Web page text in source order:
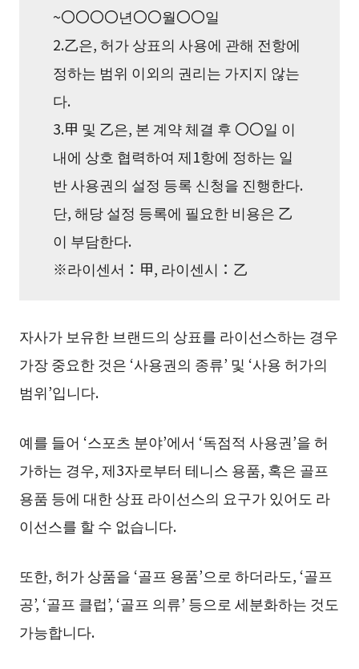
~〇〇〇〇년〇〇월〇〇일
2.乙은, 허가 상표의 사용에 관해 전항에
정하는 범위 이외의 권리는 가지지 않는
다.
3.甲 및 乙은, 본 계약 체결 후 〇〇일 이
내에 상호 협력하여 제1항에 정하는 일
반 사용권의 설정 등록 신청을 진행한다.
단, 해당 설정 등록에 필요한 비용은 乙
이 부담한다.
※라이센서：甲, 라이센시：乙
자사가 보유한 브랜드의 상표를 라이선스하는 경우
가장 중요한 것은 ‘사용권의 종류’ 및 ‘사용 허가의
범위’입니다.
예를 들어 ‘스포츠 분야’에서 ‘독점적 사용권’을 허
가하는 경우, 제3자로부터 테니스 용품, 혹은 골프
용품 등에 대한 상표 라이선스의 요구가 있어도 라
이선스를 할 수 없습니다.
또한, 허가 상품을 ‘골프 용품’으로 하더라도, ‘골프
공’, ‘골프 클럽’, ‘골프 의류’ 등으로 세분화하는 것도
가능합니다.